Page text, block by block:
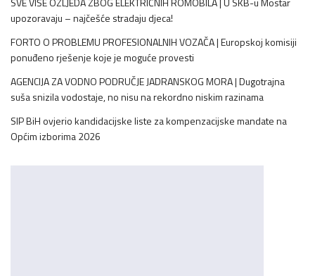
upozoravaju – najčešće stradaju djeca!
FORTO O PROBLEMU PROFESIONALNIH VOZAČA | Europskoj komisiji
ponuđeno rješenje koje je moguće provesti
AGENCIJA ZA VODNO PODRUČJE JADRANSKOG MORA | Dugotrajna
suša snizila vodostaje, no nisu na rekordno niskim razinama
SIP BiH ovjerio kandidacijske liste za kompenzacijske mandate na
Općim izborima 2026